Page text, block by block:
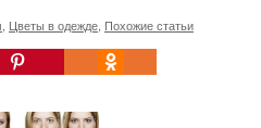
, Цветы в одежде, Похожие статьи